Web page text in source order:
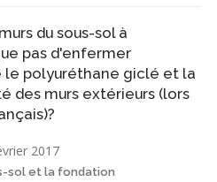
du sous-sol à
pas d'enfermer
le polyuréthane giclé et la
des murs extérieurs (lors
2017
sol et la fondation